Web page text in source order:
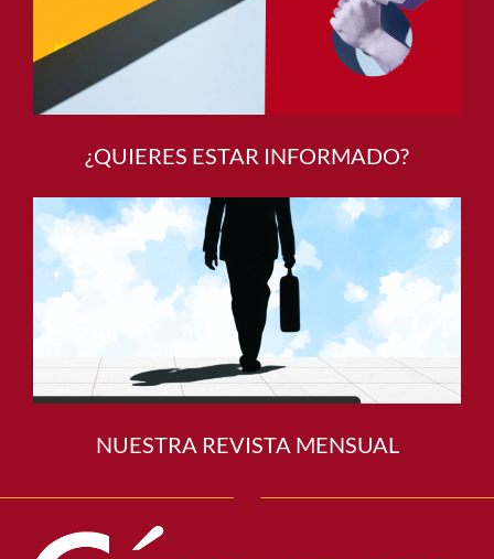
¿QUIERES ESTAR INFORMADO?
NUESTRA REVISTA MENSUAL